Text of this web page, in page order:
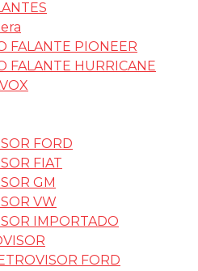
FALANTE PIONEER
FALANTE HURRICANE
FORD
FIAT
GM
VW
IMPORTADO
FORD